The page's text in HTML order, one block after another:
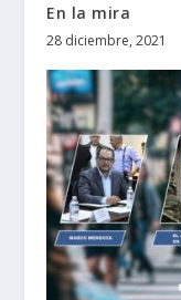
En la mira
28 diciembre, 2021